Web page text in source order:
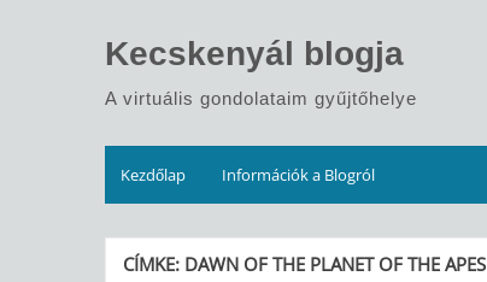
Kecskenyál blogja
A virtuális gondolataim gyűjtőhelye
Kezdőlap Információk a Blogról
CÍMKE: DAWN OF THE PLANET OF THE APES